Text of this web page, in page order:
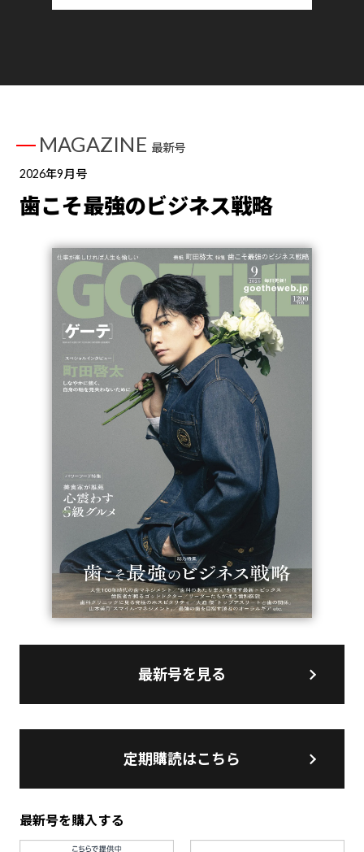
MAGAZINE 最新号
2026年9月号
歯こそ最強のビジネス戦略
最新号を見る
定期購読はこちら
最新号を購入する